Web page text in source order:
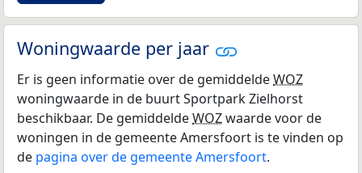
Woningwaarde per jaar
Er is geen informatie over de gemiddeldeWOZ
woningwaarde in de buurt Sportpark Zielhorst
beschikbaar. De gemiddeldeWOZwaarde voor de
woningen in de gemeente Amersfoort is te vinden op
de pagina over de gemeente Amersfoort.